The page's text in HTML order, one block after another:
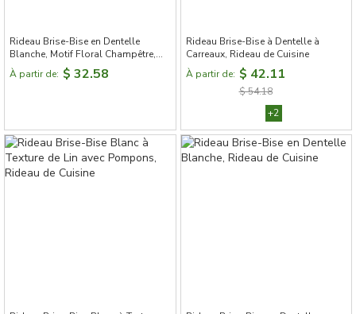
Rideau Brise-Bise en Dentelle
Blanche, Motif Floral Champêtre,
Rideau de Cuisine
À partir de: $ 32.58
Rideau Brise-Bise à Dentelle à
Carreaux, Rideau de Cuisine
À partir de: $ 42.11
$ 54.18
+2